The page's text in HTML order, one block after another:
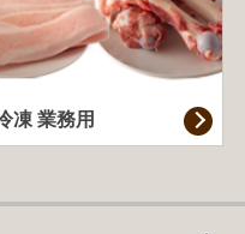
凍 業務用